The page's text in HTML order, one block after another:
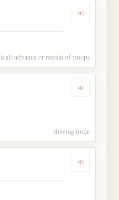
Dengarkan
advance or retreat of troops
Dengarkan
driving force
Dengarkan